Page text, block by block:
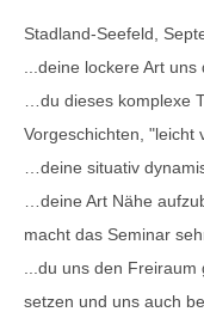
Stadland-Seefeld,
...deine lockere Art
…du dieses komplexe
Vorgeschichten, "leicht
…deine situativ
…deine Art Nähe
macht das Seminar
...du uns den Freiraum
setzen und uns auch